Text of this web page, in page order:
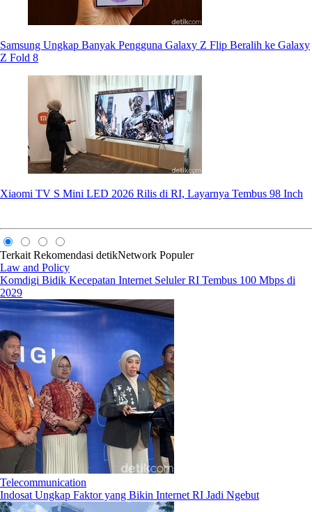
Samsung Ungkap Banyak Pengguna Galaxy Z Flip Beralih ke Galaxy
Z Fold 8
Xiaomi TV S Mini LED 2026 Rilis di RI, Layarnya Tembus 98 Inch
Terkait Rekomendasi detikNetwork Populer
Law and Policy
Komdigi Bidik Kecepatan Internet Seluler RI Tembus 100 Mbps di
2029
Telecommunication
Indosat Ungkap Faktor yang Bikin Internet RI Jadi Ngebut